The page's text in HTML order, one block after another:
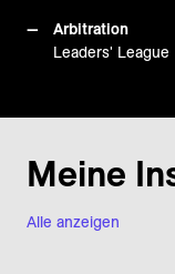
Arbitration
Leaders' League
Alle anzeigen
Meine